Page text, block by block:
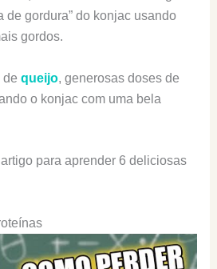
de gordura” do konjac usando
gordos.
de queijo, generosas doses de
o konjac com uma bela
para aprender 6 deliciosas